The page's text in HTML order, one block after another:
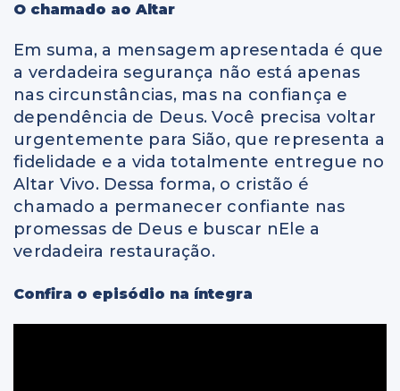
O chamado ao Altar
Em suma, a mensagem apresentada é que
a verdadeira segurança não está apenas
nas circunstâncias, mas na confiança e
dependência de Deus. Você precisa voltar
urgentemente para Sião, que representa a
fidelidade e a vida totalmente entregue no
Altar Vivo. Dessa forma, o cristão é
chamado a permanecer confiante nas
promessas de Deus e buscar nEle a
verdadeira restauração.
Confira o episódio na íntegra